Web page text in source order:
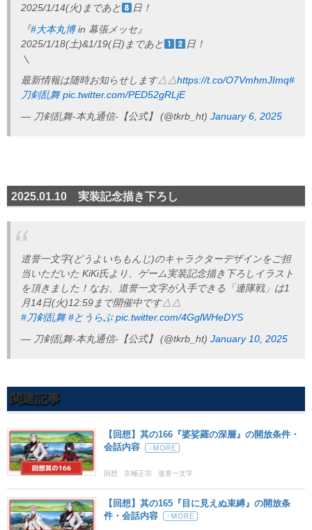
2025/1/14(火)まであと
日！
『#大本丸博in 幕張メッセ』
2025/1/18(土)&1/19(日)まであと
日！
＼
最新情報は随時お知らせします△△https://t.co/O7VmhmJImq#
刀剣乱舞 pic.twitter.com/PED52gRLjE
— 刀剣乱舞-本丸通信-【公式】 (@tkrb_ht) January 6, 2025
2025.01.10 実装記念描き下ろし
道誉一文字(どうよいちもんじ)のキャラクターデザインをご担
当いただいた KiKi氏より、ゲーム実装記念描き下ろしイラスト
を頂きました！なお、道誉一文字が入手できる「連隊戦」は1
月14日(火)12:59まで開催中です△△
#刀剣乱舞 #とうらぶ pic.twitter.com/4GglWHeDYS
— 刀剣乱舞-本丸通信-【公式】 (@tkrb_ht) January 10, 2025
関連記事
【回想】其の166『婆娑羅の深層』の開放条件・
会話内容
回想 京極正宗 道誉一文字
【回想】其の165『目に見えぬ束縛』の開放条
件・会話内容